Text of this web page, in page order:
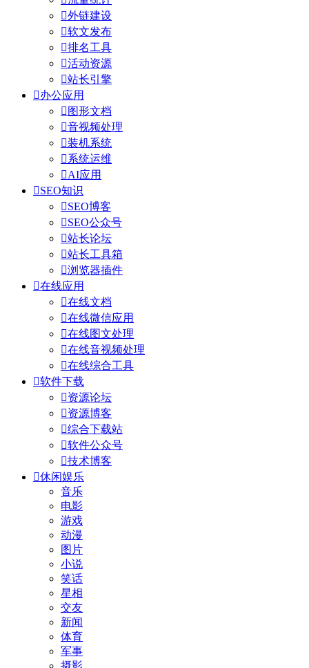
外链建设
软文发布
排名工具
活动资源
站长引擎
办公应用
 图形文档
音视频处理
装机系统
系统运维
AI应用
SEO知识
SEO博客
SEO公众号
站长论坛
站长工具箱
浏览器插件
在线应用
在线文档
在线微信应用
在线图文处理
在线音视频处理
在线综合工具
软件下载
资源论坛
资源博客
综合下载站
软件公众号
技术博客
休闲娱乐
音乐
电影
游戏
动漫
图片
小说
笑话
星相
交友
新闻
体育
军事
摄影